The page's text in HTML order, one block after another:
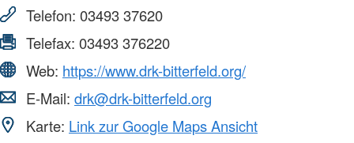
Telefon: 03493 37620
Telefax: 03493 376220
Web: https://www.drk-bitterfeld.org/
E-Mail: drk@drk-bitterfeld.org
Karte: Link zur Google Maps Ansicht